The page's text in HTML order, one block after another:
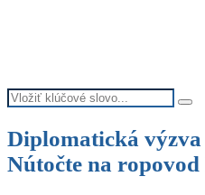
Search
for:
Diplomatická
Nútočte na